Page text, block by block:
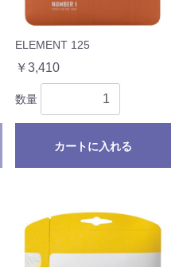
ELEMENT 125
￥3,410
数量
カートに入れる